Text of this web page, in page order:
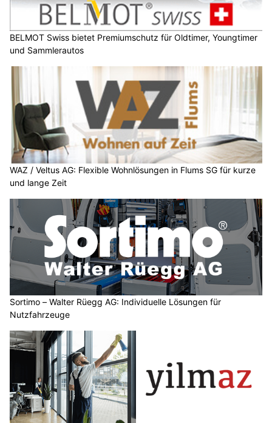
BELMOT Swiss bietet Premiumschutz für Oldtimer, Youngtimer
und Sammlerautos
WAZ / Veltus AG: Flexible Wohnlösungen in Flums SG für kurze
und lange Zeit
Sortimo – Walter Rüegg AG: Individuelle Lösungen für
Nutzfahrzeuge